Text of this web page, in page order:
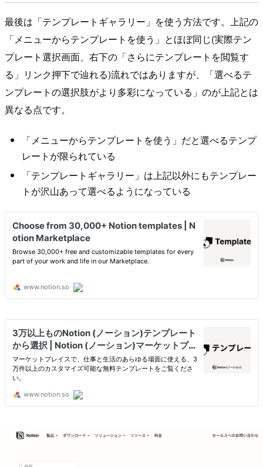
最後は「テンプレートギャラリー」を使う方法です。上記の
「メニューからテンプレートを使う」とほぼ同じ(実際テン
プレート選択画面、右下の「さらにテンプレートを閲覧す
る」リンク押下で辿れる)流れではありますが、「選べるテ
ンプレートの選択肢がより多彩になっている」のが上記とは
異なる点です。
「メニューからテンプレートを使う」だと選べるテンプ
レートが限られている
「テンプレートギャラリー」は上記以外にもテンプレー
トが沢山あって選べるようになっている